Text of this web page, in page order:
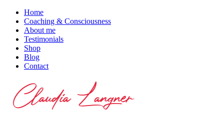
Home
Coaching & Consciousness
About me
Testimonials
Shop
Blog
Contact